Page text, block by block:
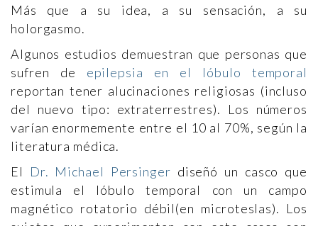
Más que a su idea, a su sensación, a su
holorgasmo.
Algunos estudios demuestran que personas que
sufren de epilepsia en el lóbulo temporal
reportan tener alucinaciones religiosas (incluso
del nuevo tipo: extraterrestres). Los números
varían enormemente entre el 10 al 70%, según la
literatura médica.
El
Dr. Michael Persinger diseñó un casco que
estimula el lóbulo temporal con un campo
magnético rotatorio débil(en microteslas). Los